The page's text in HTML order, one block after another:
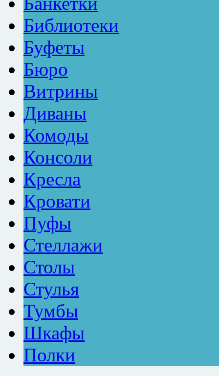
Библиотеки
Буфеты
Бюро
Витрины
Диваны
Комоды
Консоли
Кресла
Кровати
Пуфы
Стеллажи
Столы
Стулья
Тумбы
Шкафы
Полки